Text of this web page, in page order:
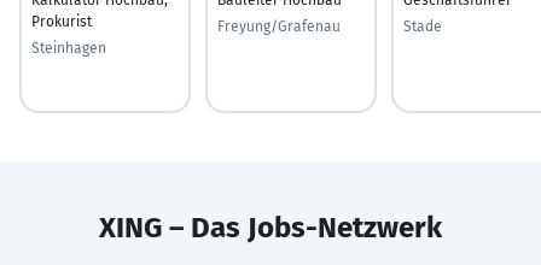
Prokurist
Steinhagen
Freyung/Grafenau
Stade
XING – Das Jobs-Netzwerk